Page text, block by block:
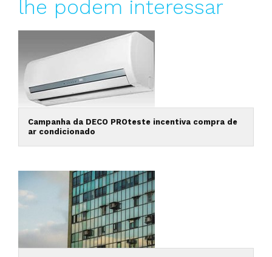
lhe podem interessar
Campanha da DECO PROteste incentiva compra de
ar condicionado